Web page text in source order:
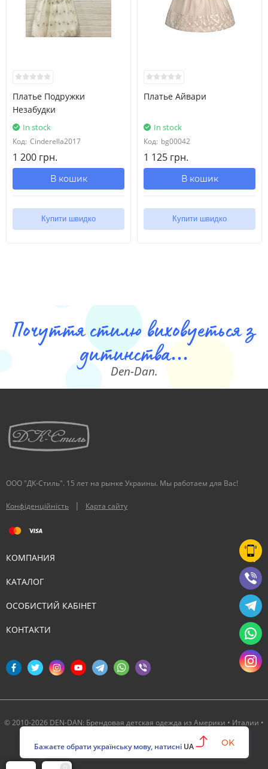
Платье Подружки
Незабудки
In stock
Код: Cinderella2017
1 200 грн.
В кошик
Купити швидко
Платье Айвари
In stock
Код: bg00042
1 125 грн.
В кошик
Купити швидко
Почуття стилю виховуеться з
дитинства...
Den-Dan.
ООО "ДК-Стиль". 15 лет на рынке Украины. Мы работаем для Вас!
Конфіденційність | Карта сайту
КОМПАНИЯ
КАТАЛОГ
ОСОБИСТИЙ КАБІНЕТ
КОНТАКТИ
© 2010-2026 DEN-DAN: Брендовая детская одежда из Америки • Италии •
Бажаєте обрати українську мову, натисні UA OK